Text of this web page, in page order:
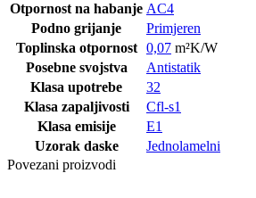
Otpornost na habanje AC4
Podno grijanje
Primjeren
Toplinska otpornost
0,07 m²K/W
Posebne svojstva
Antistatik
Klasa upotrebe
32
Klasa zapaljivosti
Cfl-s1
Klasa emisije
E1
Uzorak daske
Jednolamelni
Povezani proizvodi